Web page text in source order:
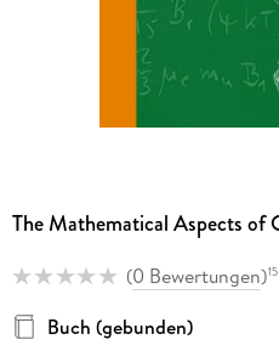
The Mathematical Aspects of
(0 Bewertungen)15
Buch (gebunden)